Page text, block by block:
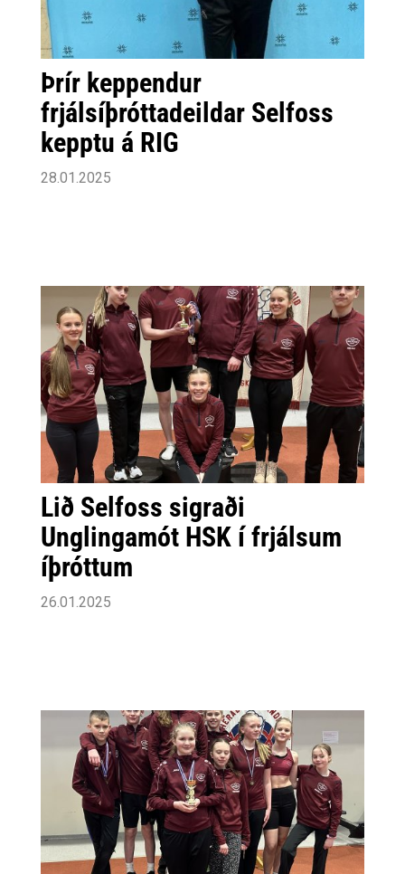
Þrír keppendur
frjálsíþróttadeildar Selfoss
kepptu á RIG
28.01.2025
Lið Selfoss sigraði
Unglingamót HSK í frjálsum
íþróttum
26.01.2025